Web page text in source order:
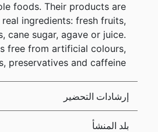
foods. Their products are
real ingredients: fresh fruits,
cane sugar, agave or juice.
free from artificial colours,
preservatives and caffeine.
إرشادات التحضير
بلد المنشأ